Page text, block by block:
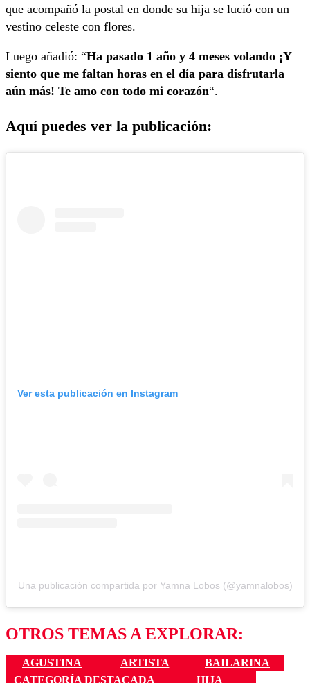
que acompañó la postal en donde su hija se lució con un
vestino celeste con flores.
Luego añadió: “Ha pasado 1 año y 4 meses volando ¡Y
siento que me faltan horas en el día para disfrutarla
aún más! Te amo con todo mi corazón“.
Aquí puedes ver la publicación:
Ver esta publicación en Instagram
Una publicación compartida por Yamna Lobos (@yamnalobos)
OTROS TEMAS A EXPLORAR:
AGUSTINA ARTISTA
BAILARINA
CATEGORÍA DESTACADA
HIJA